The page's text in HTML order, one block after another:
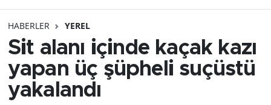
HABERLER YEREL
Sit alanı içinde kaçak kazı
yapan üç şüpheli suçüstü
yakalandı
AYDIN
BİLİM VE TEKNOLOJİ
ÇEVRE
Namaz Vakitleri
Trafik Durumu
Süper Lig Puan Durumu ve Fikstür